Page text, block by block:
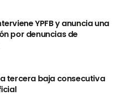
YPFB y anuncia una
por denuncias de
tercera baja consecutiva